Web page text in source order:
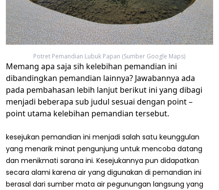
Potret Pemandian Lubuk Papan (Sumber Google Maps)
Memang apa saja sih kelebihan pemandian ini
dibandingkan pemandian lainnya? Jawabannya ada
pada pembahasan lebih lanjut berikut ini yang dibagi
menjadi beberapa sub judul sesuai dengan point –
point utama kelebihan pemandian tersebut.
kesejukan pemandian ini menjadi salah satu keunggulan
yang menarik minat pengunjung untuk mencoba datang
dan menikmati sarana ini. Kesejukannya pun didapatkan
secara alami karena air yang digunakan di pemandian ini
berasal dari sumber mata air pegunungan langsung yang